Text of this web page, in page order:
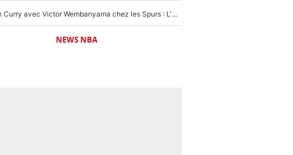
Stephen Curry avec Victor Wembanyama chez les Spurs : L'idée d'un trade historique est lancée en NBA !
NEWS NBA